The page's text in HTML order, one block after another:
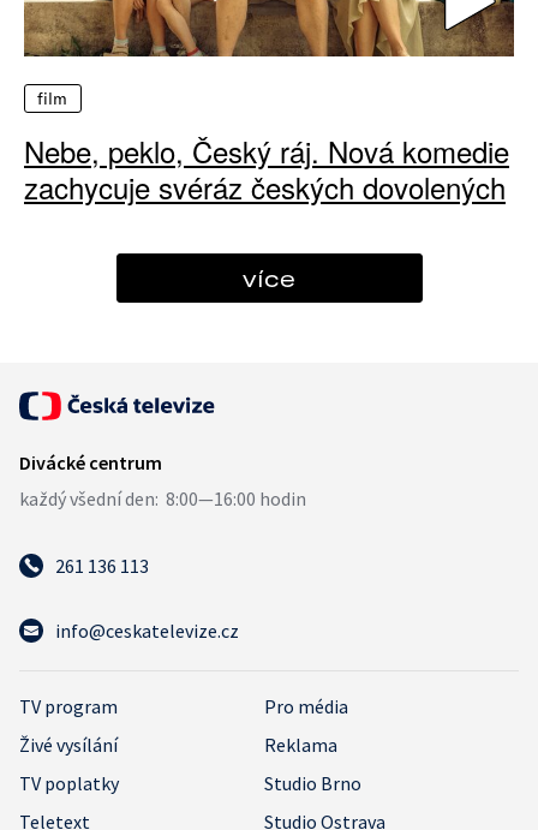
film
Nebe, peklo, Český ráj. Nová komedie
zachycuje svéráz českých dovolených
více
261 136 113
info@ceskatelevize.cz
TV program
Pro média
Živé vysílání
Reklama
TV poplatky
Studio Brno
Teletext
Studio Ostrava